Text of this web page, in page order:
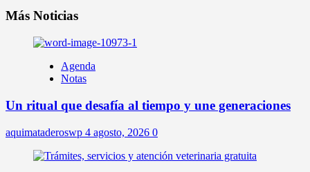
Más Noticias
Agenda
Notas
Un ritual que desafía al tiempo y une generaciones
aquimataderoswp 4 agosto, 2026 0